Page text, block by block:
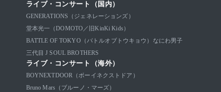
ライブ・コンサート（国内）
GENERATIONS（ジェネレーションズ）
堂本光一（DOMOTO／旧KinKi Kids）
BATTLE OF TOKYO（バトルオブトウキョウ）
なにわ男子
三代目 J SOUL BROTHERS
ライブ・コンサート（海外）
BOYNEXTDOOR（ボーイネクストドア）
Bruno Mars（ブルーノ・マーズ）